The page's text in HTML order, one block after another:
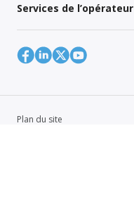
Services de l’opérateur
Plan du site